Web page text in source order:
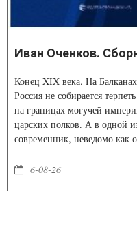
Иван Оченков.
Конец XIX века. На
Россия не собирается
на границах могучей
царских полков. А в одной
современник, неведомо как
не кончится и
6-08-26